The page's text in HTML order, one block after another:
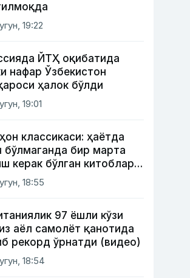
19:22
ЙТҲ оқибатида
нафар Ўзбекистон
ҳалок бўлди
19:01
классикаси: ҳаётда
бўлмаганда бир марта
керак бўлган китоблар
18:55
97 ёшли кўзи
аёл самолёт қанотида
рекорд ўрнатди (видео)
18:54